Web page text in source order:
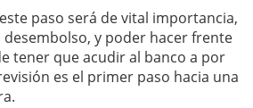
paso será de vital importancia,
desembolso, y poder hacer frente
tener que acudir al banco a por
es el primer paso hacia una